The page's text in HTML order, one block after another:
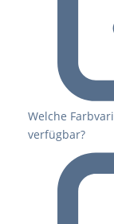
Welche
verfügbar?